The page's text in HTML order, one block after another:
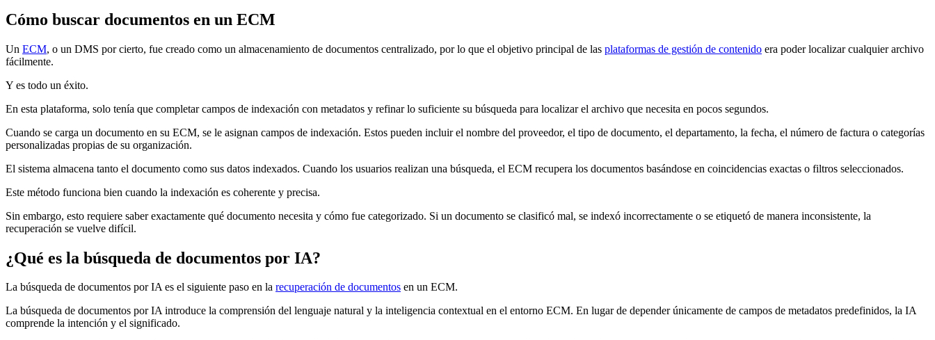
Cómo buscar documentos en un ECM
Un ECM, o un DMS por cierto, fue creado como un almacenamiento de documentos centralizado, por lo que el objetivo principal de las plataformas de gestión de contenido era poder localizar cualquier archivo
fácilmente.
Y es todo un éxito.
En esta plataforma, solo tenía que completar campos de indexación con metadatos y refinar lo suficiente su búsqueda para localizar el archivo que necesita en pocos segundos.
Cuando se carga un documento en su ECM, se le asignan campos de indexación. Estos pueden incluir el nombre del proveedor, el tipo de documento, el departamento, la fecha, el número de factura o categorías
personalizadas propias de su organización.
El sistema almacena tanto el documento como sus datos indexados. Cuando los usuarios realizan una búsqueda, el ECM recupera los documentos basándose en coincidencias exactas o filtros seleccionados.
Este método funciona bien cuando la indexación es coherente y precisa.
Sin embargo, esto requiere saber exactamente qué documento necesita y cómo fue categorizado. Si un documento se clasificó mal, se indexó incorrectamente o se etiquetó de manera inconsistente, la
recuperación se vuelve difícil.
¿Qué es la búsqueda de documentos por IA?
La búsqueda de documentos por IA es el siguiente paso en la recuperación de documentos en un ECM.
La búsqueda de documentos por IA introduce la comprensión del lenguaje natural y la inteligencia contextual en el entorno ECM. En lugar de depender únicamente de campos de metadatos predefinidos, la IA
comprende la intención y el significado.